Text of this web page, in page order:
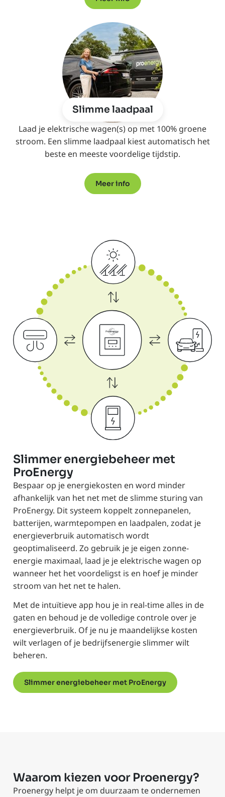
Slimme laadpaal
Laad je elektrische wagen(s) op met 100% groene
stroom. Een slimme laadpaal kiest automatisch het
beste en meeste voordelige tijdstip.
Meer info
Slimmer energiebeheer met
ProEnergy
Bespaar op je energiekosten en word minder
afhankelijk van het net met de slimme sturing van
ProEnergy. Dit systeem koppelt zonnepanelen,
batterijen, warmtepompen en laadpalen, zodat je
energieverbruik automatisch wordt
geoptimaliseerd. Zo gebruik je je eigen zonne-
energie maximaal, laad je je elektrische wagen op
wanneer het het voordeligst is en hoef je minder
stroom van het net te halen.
Met de intuïtieve app hou je in real-time alles in de
gaten en behoud je de volledige controle over je
energieverbruik. Of je nu je maandelijkse kosten
wilt verlagen of je bedrijfsenergie slimmer wilt
beheren.
Slimmer energiebeheer met ProEnergy
Waarom kiezen voor Proenergy?
Proenergy helpt je om duurzaam te ondernemen